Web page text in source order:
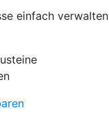
einfach verwalten